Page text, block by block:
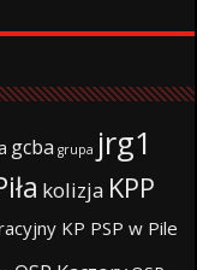
gcba grupa jrg1
kolizja KPP
KP PSP w Pile